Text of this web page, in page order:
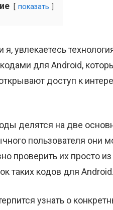
показать
я, увлекаетесь
для Android,
доступ к
делятся на две
пользователя они
проверить их просто
таких кодов для Android.
узнать о